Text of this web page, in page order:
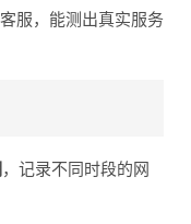
服，能测出真实服务
，记录不同时段的网